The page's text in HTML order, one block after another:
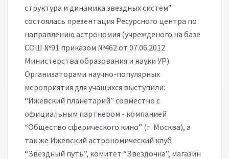
структура и динамика звездных систем”
состоялась презентация Ресурсного центра по
направлению астрономия (учрежденого на базе
СОШ №91 приказом №462 от 07.06.2012
Министерства образования и науки УР).
Организаторами научно-популярных
мероприятия для учащихся выступили:
“Ижевский планетарий” совместно с
официальным партнером - компанией
“Общество сферического кино” (г. Москва), а
так же Ижевский астрономический клуб
“Звездный путь”, комитет “Звездочка”, магазин